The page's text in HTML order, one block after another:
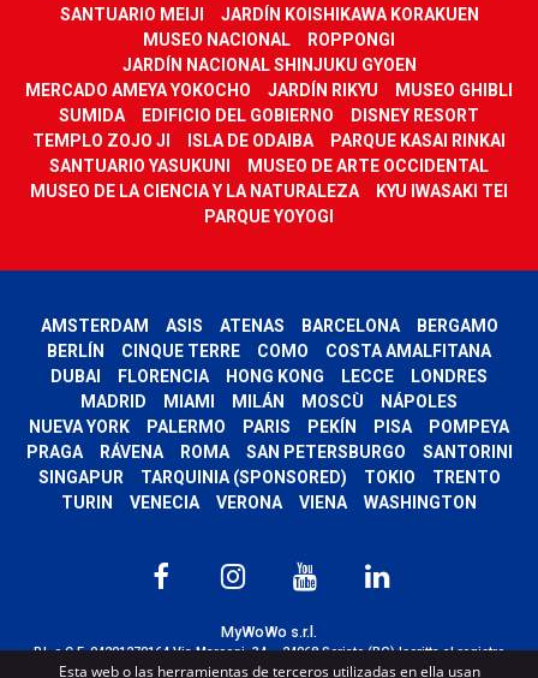
SANTUARIO MEIJI
JARDÍN KOISHIKAWA KORAKUEN
MUSEO NACIONAL
ROPPONGI
JARDÍN NACIONAL SHINJUKU GYOEN
MERCADO AMEYA YOKOCHO
JARDÍN RIKYU
MUSEO GHIBLI
SUMIDA
EDIFICIO DEL GOBIERNO
DISNEY RESORT
TEMPLO ZOJO JI
ISLA DE ODAIBA
PARQUE KASAI RINKAI
SANTUARIO YASUKUNI
MUSEO DE ARTE OCCIDENTAL
MUSEO DE LA CIENCIA Y LA NATURALEZA
KYU IWASAKI TEI
PARQUE YOYOGI
AMSTERDAM ASIS ATENAS BARCELONA
BERGAMO
BERLÍN
CINQUE TERRE COMO
COSTA AMALFITANA
DUBAI
FLORENCIA HONG KONG LECCE
LONDRES
MADRID
MIAMI MILÁN MOSCÙ
NÁPOLES
NUEVA YORK
PALERMO PARIS PEKÍN PISA
POMPEYA
PRAGA
RÁVENA ROMA SAN PETERSBURGO
SANTORINI
SINGAPUR
TARQUINIA (SPONSORED) TOKIO
TRENTO
TURIN
VENECIA VERONA VIENA WASHINGTON
MyWoWo s.r.l.
P.I. e C.F. 04201270164 Via Marconi, 34 – 24068 Seriate (BG) Iscritta al registro
delle imprese di Bergamo con n° iscrizione 443941 – Cap.Soc. € 100.000,00 i.v.
Esta web o las herramientas de terceros utilizadas en ella usan